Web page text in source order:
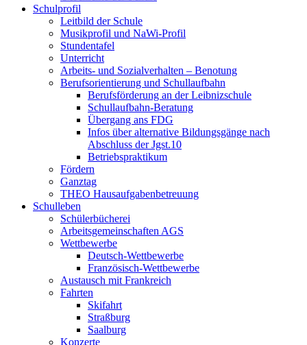
Schulprofil
Leitbild der Schule
Musikprofil und NaWi-Profil
Stundentafel
Unterricht
Arbeits- und Sozialverhalten – Benotung
Berufsorientierung und Schullaufbahn
Berufsförderung an der Leibnizschule
Schullaufbahn-Beratung
Übergang ans FDG
Infos über alternative Bildungsgänge nach
Abschluss der Jgst.10
Betriebspraktikum
Fördern
Ganztag
THEO Hausaufgabenbetreuung
Schulleben
Schülerbücherei
Arbeitsgemeinschaften AGS
Wettbewerbe
Deutsch-Wettbewerbe
Französisch-Wettbewerbe
Austausch mit Frankreich
Fahrten
Skifahrt
Straßburg
Saalburg
Konzerte